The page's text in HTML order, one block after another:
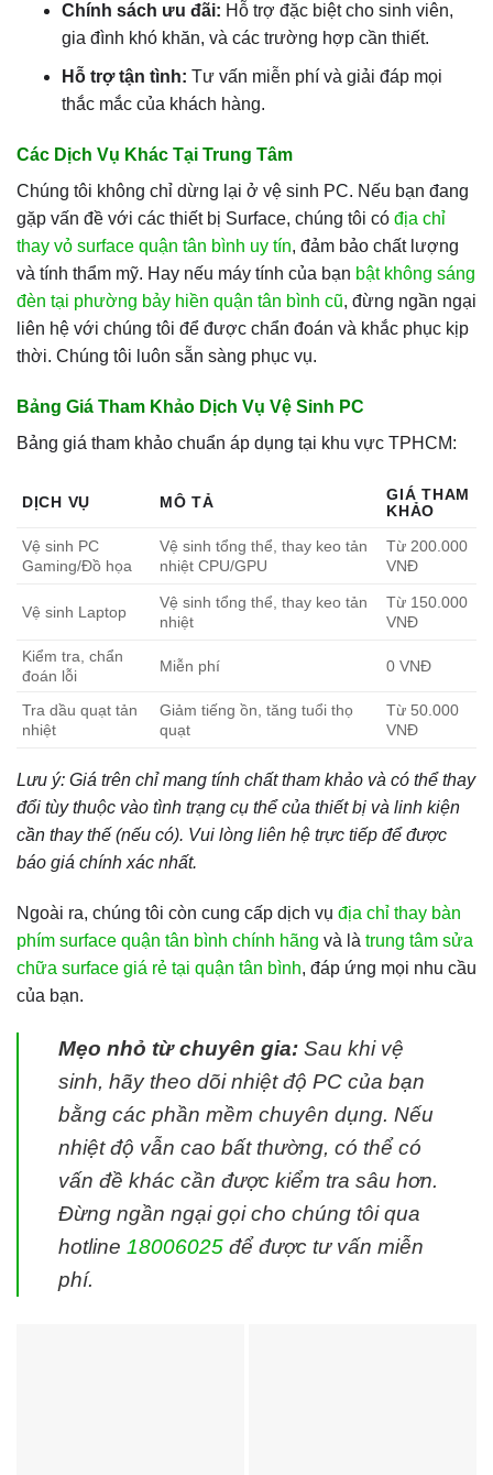
Chính sách ưu đãi: Hỗ trợ đặc biệt cho sinh viên,
gia đình khó khăn, và các trường hợp cần thiết.
Hỗ trợ tận tình: Tư vấn miễn phí và giải đáp mọi
thắc mắc của khách hàng.
Các Dịch Vụ Khác Tại Trung Tâm
Chúng tôi không chỉ dừng lại ở vệ sinh PC. Nếu bạn đang
gặp vấn đề với các thiết bị Surface, chúng tôi có địa chỉ
thay vỏ surface quận tân bình uy tín, đảm bảo chất lượng
và tính thẩm mỹ. Hay nếu máy tính của bạn bật không sáng
đèn tại phường bảy hiền quận tân bình cũ, đừng ngần ngại
liên hệ với chúng tôi để được chẩn đoán và khắc phục kịp
thời. Chúng tôi luôn sẵn sàng phục vụ.
Bảng Giá Tham Khảo Dịch Vụ Vệ Sinh PC
Bảng giá tham khảo chuẩn áp dụng tại khu vực TPHCM:
DỊCH VỤ MÔ TẢ
GIÁ THAM
KHẢO
Vệ sinh PC
Gaming/Đồ họa
Vệ sinh tổng thể, thay keo tản
nhiệt CPU/GPU
Từ 200.000
VNĐ
Vệ sinh Laptop
Vệ sinh tổng thể, thay keo tản
nhiệt
Từ 150.000
VNĐ
Kiểm tra, chẩn
đoán lỗi
Miễn phí 0 VNĐ
Tra dầu quạt tản
nhiệt
Giảm tiếng ồn, tăng tuổi thọ
quạt
Từ 50.000
VNĐ
Lưu ý: Giá trên chỉ mang tính chất tham khảo và có thể thay
đổi tùy thuộc vào tình trạng cụ thể của thiết bị và linh kiện
cần thay thế (nếu có). Vui lòng liên hệ trực tiếp để được
báo giá chính xác nhất.
Ngoài ra, chúng tôi còn cung cấp dịch vụ địa chỉ thay bàn
phím surface quận tân bình chính hãng và là trung tâm sửa
chữa surface giá rẻ tại quận tân bình, đáp ứng mọi nhu cầu
của bạn.
Mẹo nhỏ từ chuyên gia: Sau khi vệ
sinh, hãy theo dõi nhiệt độ PC của bạn
bằng các phần mềm chuyên dụng. Nếu
nhiệt độ vẫn cao bất thường, có thể có
vấn đề khác cần được kiểm tra sâu hơn.
Đừng ngần ngại gọi cho chúng tôi qua
hotline 18006025 để được tư vấn miễn
phí.